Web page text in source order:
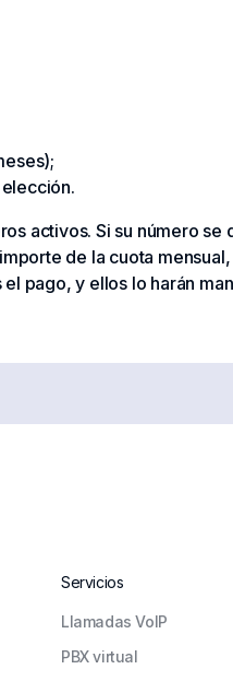
activos. Si su número
de la cuota
pago, y ellos lo harán
Servicios
Llamadas VoIP
PBX virtual